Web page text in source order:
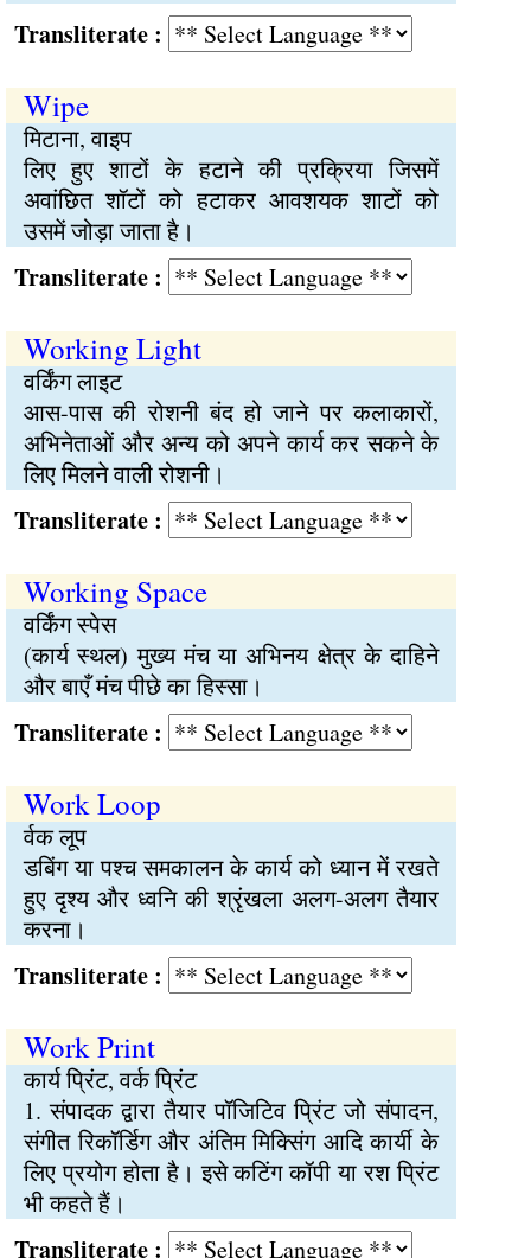
:
Wipe
मिटाना, वाइप
लिए हुए शाटों के हटाने की प्रक्रिया जिसमें
अवांछित शॉटों को हटाकर आवशयक शाटों को
उसमें जोड़ा जाता है।
:
Working Light
वर्किंग लाइट
आस-पास की रोशनी बंद हो जाने पर कलाकारों,
अभिनेताओं और अन्य को अपने कार्य कर सकने के
लिए मिलने वाली रोशनी।
:
Working Space
वर्किंग स्पेस
(कार्य स्थल) मुख्य मंच या अभिनय क्षेत्र के दाहिने
और बाएँ मंच पीछे का हिस्सा।
:
Work Loop
र्वक लूप
डबिंग या पश्च समकालन के कार्य को ध्यान में रखते
हुए दृश्य और ध्वनि की श्रृंखला अलग-अलग तैयार
करना।
:
Work Print
कार्य प्रिंट, वर्क प्रिंट
1. संपादक द्वारा तैयार पॉजिटिव प्रिंट जो संपादन,
संगीत रिकॉर्डिग और अंतिम मिक्सिंग आदि कार्यी के
लिए प्रयोग होता है। इसे कटिंग कॉपी या रश प्रिंट
भी कहते हैं।
: